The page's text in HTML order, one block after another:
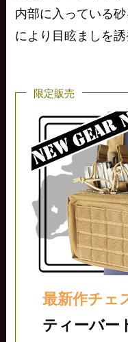
内部に入っている
により目眩ましを誘
限定販売
最新作チェ
ティーバー